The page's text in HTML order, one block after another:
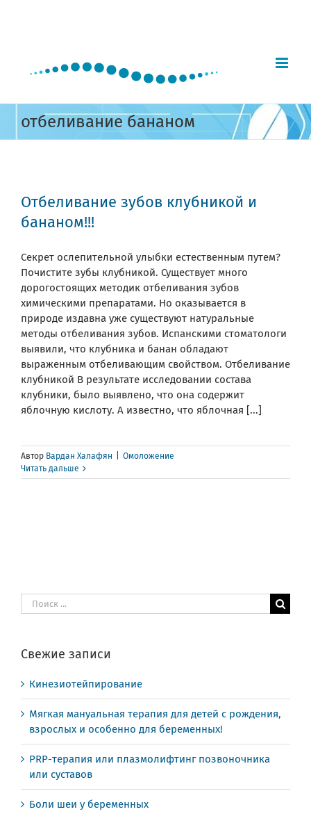
отбеливание бананом
Отбеливание зубов клубникой и
бананом!!!
Секрет ослепительной улыбки естественным путем?
Почистите зубы клубникой. Существует много
дорогостоящих методик отбеливания зубов
химическими препаратами. Но оказывается в
природе издавна уже существуют натуральные
методы отбеливания зубов. Испанскими стоматологи
выявили, что клубника и банан обладают
выраженным отбеливающим свойством. Отбеливание
клубникой В результате исследовании состава
клубники, было выявлено, что она содержит
яблочную кислоту. А известно, что яблочная [...]
Автор Вардан Халафян
Омоложение
Читать дальше
Результат
поиска:
Свежие записи
Кинезиотейпирование
Мягкая мануальная терапия для детей с рождения,
взрослых и особенно для беременных!
PRP-терапия или плазмолифтинг позвоночника
или суставов
Боли шеи у беременных